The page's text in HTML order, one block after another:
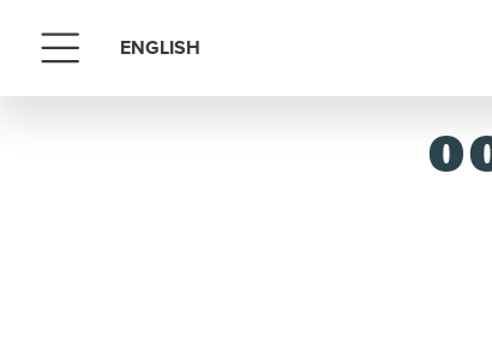
Menu ENGLISH